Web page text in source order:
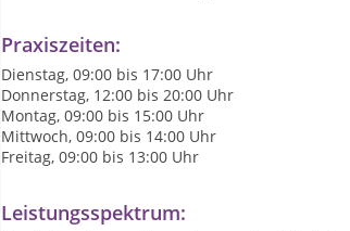
Praxiszeiten:
Dienstag, 09:00 bis 17:00 Uhr
Donnerstag, 12:00 bis 20:00 Uhr
Montag, 09:00 bis 15:00 Uhr
Mittwoch, 09:00 bis 14:00 Uhr
Freitag, 09:00 bis 13:00 Uhr
Leistungsspektrum: